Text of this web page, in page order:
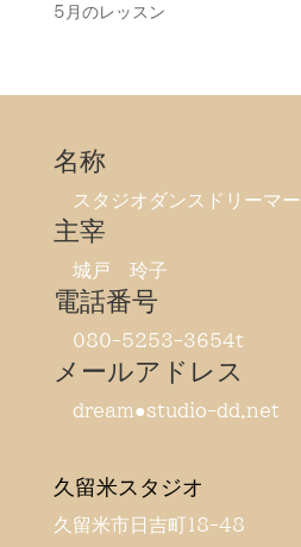
5月のレッスン
名称
スタジオダンスドリーマー
主宰
城戸 玲子
電話番号
080-5253-3654t
メールアドレス
dream●studio-dd.net
久留米スタジオ
久留米市日吉町18-48